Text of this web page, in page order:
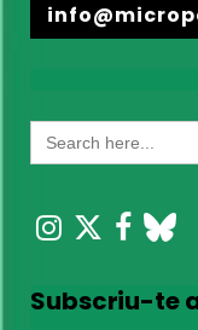
Search
for:
Subscriu-te